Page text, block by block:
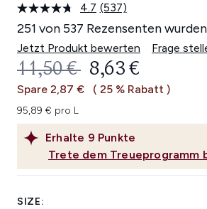
4.7 537
Bewertungen
lesen.
Link
auf
derselben
Seite.
(537)
251 von 537 Rezensenten
Jetzt Produkt bewerten Frage
Erhalte 9 Punkte
Trete dem Treueprogramm
UNVERBINDLICHE
11,50 € AKTUELLER
8,63 €
Spare 2,87 € ( 25 % Rabatt )
95,89 € pro L
SIZE: